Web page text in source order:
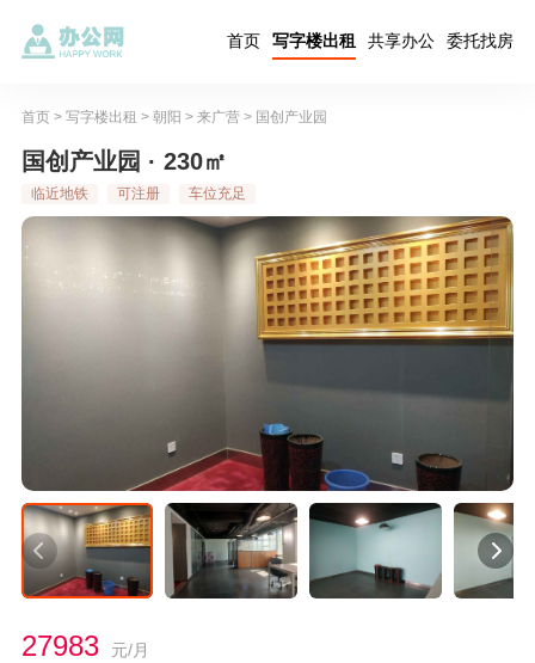
首页 写字楼出租 共享办公 委托找房
首页> 写字楼出租 > 朝阳 > 来广营> 国创产业园
国创产业园 · 230㎡
临近地铁 可注册 车位充足
27983 元/月